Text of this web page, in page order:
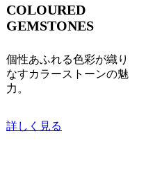
COLOURED
GEMSTONES
個性あふれる色彩が織り
なすカラーストーンの魅
力。
詳しく見る